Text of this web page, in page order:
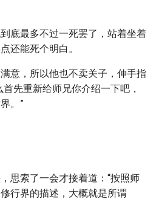
底最多不过一死罢了，站着坐着
还能死个明白。
意，所以他也不卖关子，伸手指
先重新给师兄你介绍一下吧，
。”
思索了一会才接着道：“按照师
行界的描述，大概就是所谓